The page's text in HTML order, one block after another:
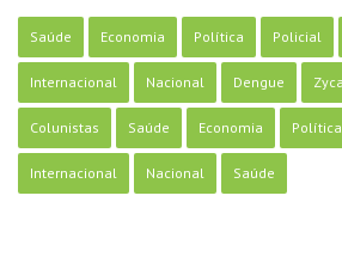
Saúde Economia Política Policial
Internacional Nacional Dengue Zyca
Colunistas Saúde Economia Política
Internacional Nacional Saúde